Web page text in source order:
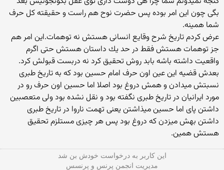
بگی چون این امر بوده پس حضرت نوح هم راست و حقیقته كل حرف
شما همینه.
عرض كردم تاریخ شرح وقایع انسانی هستش نه توهمات.این امر هم
جز توهمات هستش فقط در حد یك داستان هستش حتی اگرم
واقعیت داشته باشه بابد روش تحقیق كرد نه دربست قبولش كرد.
بعدش قضیه این عین اون حرف امام حسین بود كه به تاریخ طبری
نسبتش میدادن و همش دروغ بود اصلا اما حسین اون حرف رو در
مورد ایرانیان در تاریخ طبری نگفته بود و نقل نشده بود ولی متعصبین
داشتن پای اما حسین میذاشتن یعنی تهمت ناروا در تاریخ طبری
داشتن بهش میزدن كه دروغ بود پس هر چیزی مستلزم تحقیق
هستش همین.
این كاربر به درخواست خودش بن شد
مدیریت انجمن پرنس و پرنسس